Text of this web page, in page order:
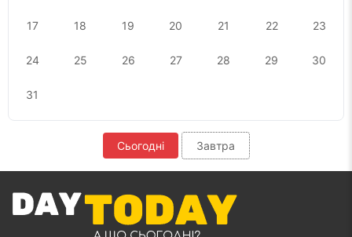
17 18 19 20 21 22 23
24 25 26 27 28 29 30
31
Сьогодні Завтра